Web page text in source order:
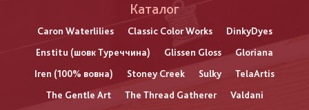
Каталог
Caron Waterlilies Classic Color Works
DinkyDyes
Enstitu (шовк Туреччина)
Glissen Gloss
Gloriana
Iren (100% вовна)
Stoney Creek Sulky
TelaArtis
The Gentle Art
The Thread Gatherer
Valdani